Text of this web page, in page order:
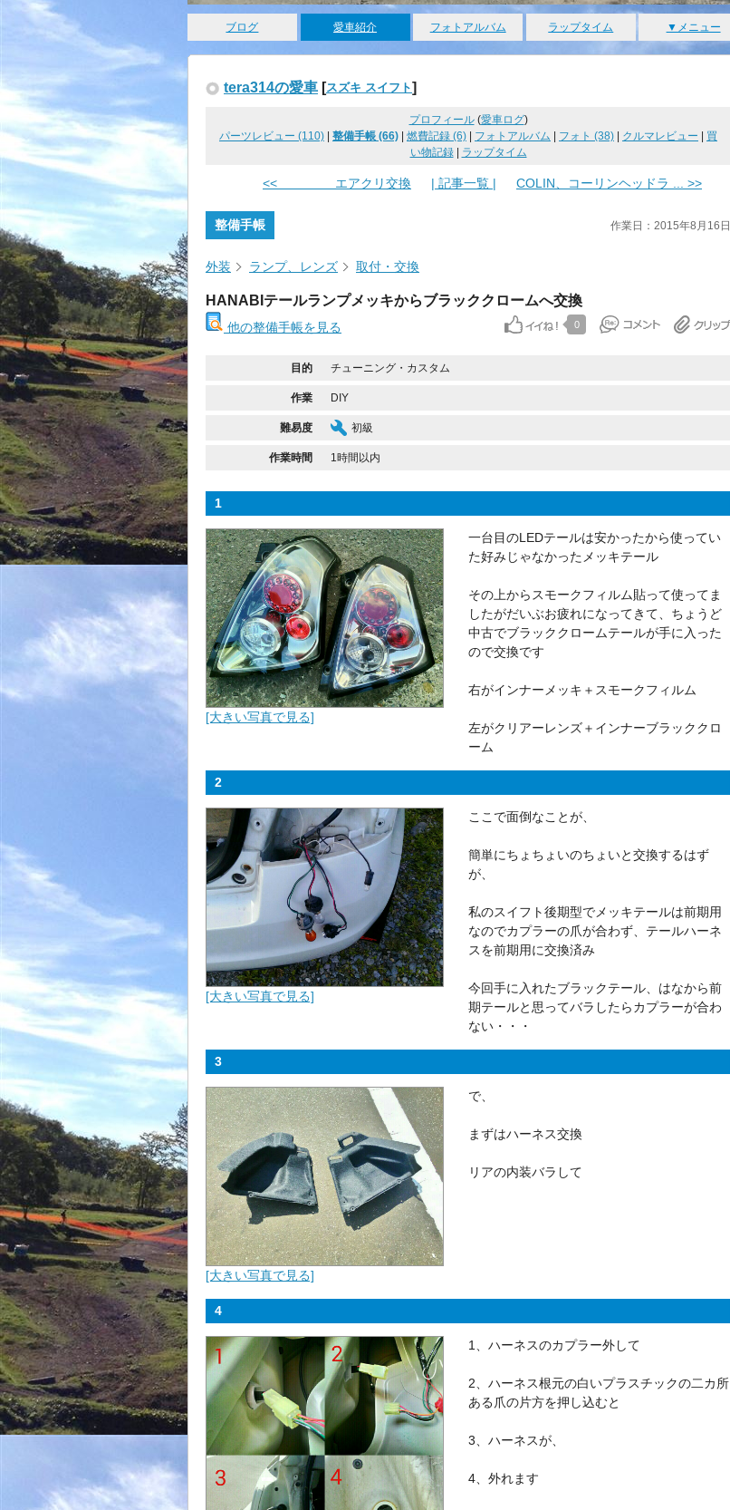
ブログ 愛車紹介 フォトアルバム ラップタイム ▼メニュー
tera314の愛車 [スズキ スイフト]
プロフィール(愛車ログ)
パーツレビュー (110)
整備手帳 (66) 燃費記録 (6) フォトアルバム フォト (38) クルマレビュー
買
い物記録| ラップタイム
<< エアクリ交換 | 記事一覧 | COLIN、コーリンヘッドラ ... >>
整備手帳 作業日：2015年8月16日
外装 ランプ、レンズ 取付・交換
HANABIテールランプメッキからブラッククロームへ交換
他の整備手帳を見る 0
目的 チューニング・カスタム
作業 DIY
難易度 初級
作業時間 1時間以内
1
[大きい写真で見る]
一台目のLEDテールは安かったから使ってい
た好みじゃなかったメッキテール
その上からスモークフィルム貼って使ってま
したがだいぶお疲れになってきて、ちょうど
中古でブラッククロームテールが手に入った
ので交換です
右がインナーメッキ＋スモークフィルム
左がクリアーレンズ＋インナーブラッククロ
ーム
2
[大きい写真で見る]
ここで面倒なことが、
簡単にちょちょいのちょいと交換するはず
が、
私のスイフト後期型でメッキテールは前期用
なのでカプラーの爪が合わず、テールハーネ
スを前期用に交換済み
今回手に入れたブラックテール、はなから前
期テールと思ってバラしたらカプラーが合わ
ない・・・
3
[大きい写真で見る]
で、
まずはハーネス交換
リアの内装バラして
4
1、ハーネスのカプラー外して
2、ハーネス根元の白いプラスチックの二カ所
ある爪の片方を押し込むと
3、ハーネスが、
4、外れます